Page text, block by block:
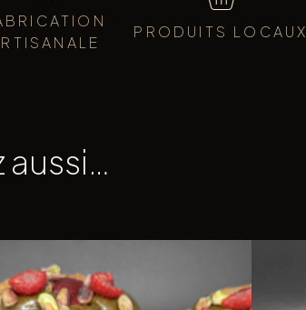
PRODUITS LOCAUX
aussi…